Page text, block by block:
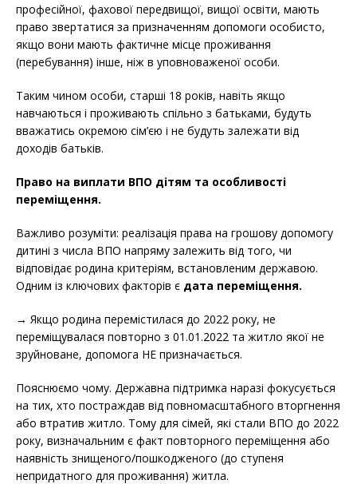
професійної, фахової передвищої, вищої освіти, мають
право звертатися за призначенням допомоги особисто,
якщо вони мають фактичне місце проживання
(перебування) інше, ніж в уповноваженої особи.
Таким чином особи, старші 18 років, навіть якщо
навчаються і проживають спільно з батьками, будуть
вважатись окремою сім’єю і не будуть залежати від
доходів батьків.
Право на виплати ВПО дітям та особливості
переміщення.
Важливо розуміти: реалізація права на грошову допомогу
дитині з числа ВПО напряму залежить від того, чи
відповідає родина критеріям, встановленим державою.
Одним із ключових факторів є дата переміщення.
→ Якщо родина перемістилася до 2022 року, не
переміщувалася повторно з 01.01.2022 та житло якої не
зруйноване, допомога НЕ призначається.
Пояснюємо чому. Державна підтримка наразі фокусується
на тих, хто постраждав від повномасштабного вторгнення
або втратив житло. Тому для сімей, які стали ВПО до 2022
року, визначальним є факт повторного переміщення або
наявність знищеного/пошкодженого (до ступеня
непридатного для проживання) житла.